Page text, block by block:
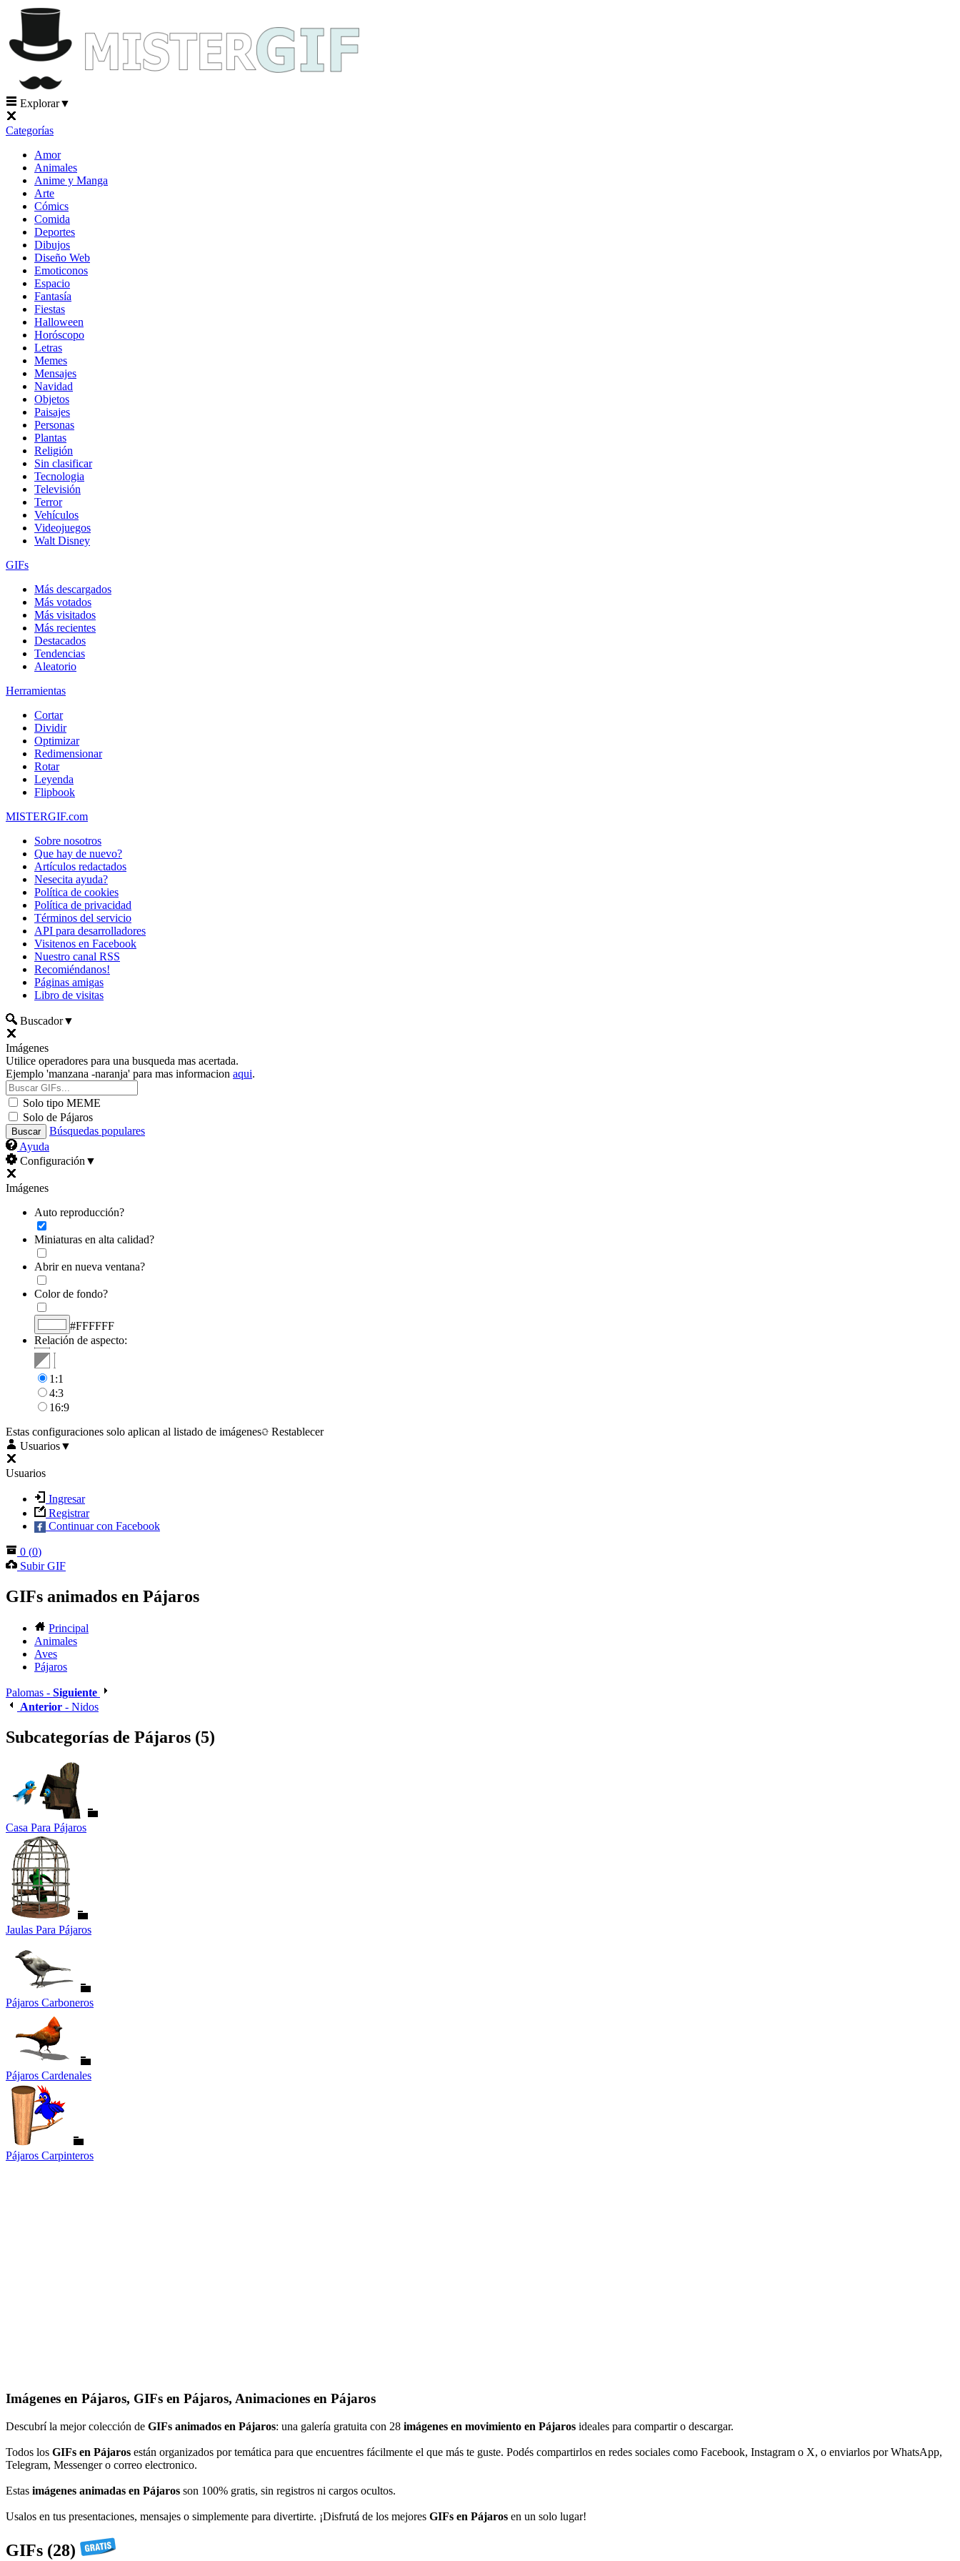
Explorar▼
Categorías
Amor
Animales
Anime y Manga
Arte
Cómics
Comida
Deportes
Dibujos
Diseño Web
Emoticonos
Espacio
Fantasía
Fiestas
Halloween
Horóscopo
Letras
Memes
Mensajes
Navidad
Objetos
Paisajes
Personas
Plantas
Religión
Sin clasificar
Tecnologia
Televisión
Terror
Vehículos
Videojuegos
Walt Disney
GIFs
Más descargados
Más votados
Más visitados
Más recientes
Destacados
Tendencias
Aleatorio
Herramientas
Cortar
Dividir
Optimizar
Redimensionar
Rotar
Leyenda
Flipbook
MISTERGIF.com
Sobre nosotros
Que hay de nuevo?
Artículos redactados
Nesecita ayuda?
Política de cookies
Política de privacidad
Términos del servicio
API para desarrolladores
Visitenos en Facebook
Nuestro canal RSS
Recomiéndanos!
Páginas amigas
Libro de visitas
Buscador▼
Imágenes
Utilice operadores para una busqueda mas acertada.
Ejemplo 'manzana -naranja' para mas informacion aqui.
Solo tipo MEME
Solo de Pájaros
Búsquedas populares
Ayuda
Configuración ▼
Imágenes
Auto reproducción?
Miniaturas en alta calidad?
Abrir en nueva ventana?
Color de fondo?
#FFFFFF
Relación de aspecto:
1:1
4:3
16:9
Estas configuraciones solo aplican al listado de imágenes
Restablecer
Usuarios▼
Usuarios
Ingresar
Registrar
Continuar con Facebook
0 (0)
Subir GIF
GIFs animados en Pájaros
Principal
Animales
Aves
Pájaros
Palomas - Siguiente
Anterior - Nidos
Subcategorías de Pájaros (5)
Casa Para Pájaros
Jaulas Para Pájaros
Pájaros Carboneros
Pájaros Cardenales
Pájaros Carpinteros
Imágenes en Pájaros, GIFs en Pájaros, Animaciones en Pájaros
Descubrí la mejor colección de GIFs animados en Pájaros: una galería gratuita con 28 imágenes en movimiento en Pájaros ideales para compartir o descargar.
Todos los GIFs en Pájaros están organizados por temática para que encuentres fácilmente el que más te guste. Podés compartirlos en redes sociales como Facebook, Instagram o X, o enviarlos por WhatsApp,
Telegram, Messenger o correo electronico.
Estas imágenes animadas en Pájaros son 100% gratis, sin registros ni cargos ocultos.
Usalos en tus presentaciones, mensajes o simplemente para divertirte. ¡Disfrutá de los mejores GIFs en Pájaros en un solo lugar!
GIFs (28)